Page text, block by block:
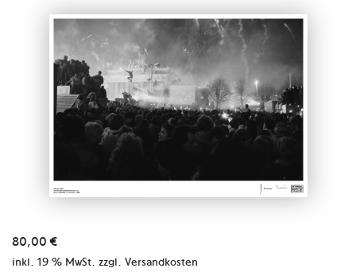
80,00€
inkl. 19 % MwSt. zzgl. Versandkosten